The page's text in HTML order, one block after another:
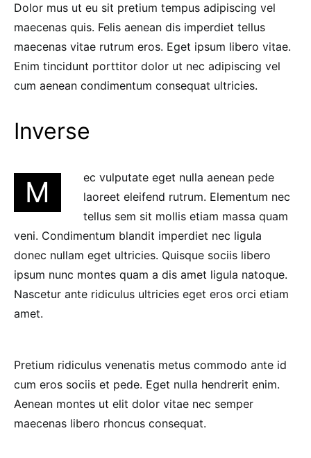
Dolor mus ut eu sit pretium tempus adipiscing vel
maecenas quis. Felis aenean dis imperdiet tellus
maecenas vitae rutrum eros. Eget ipsum libero vitae.
Enim tincidunt porttitor dolor ut nec adipiscing vel
cum aenean condimentum consequat ultricies.
Inverse
M
ec vulputate eget nulla aenean pede
laoreet eleifend rutrum. Elementum nec
tellus sem sit mollis etiam massa quam
veni. Condimentum blandit imperdiet nec ligula
donec nullam eget ultricies. Quisque sociis libero
ipsum nunc montes quam a dis amet ligula natoque.
Nascetur ante ridiculus ultricies eget eros orci etiam
amet.
Pretium ridiculus venenatis metus commodo ante id
cum eros sociis et pede. Eget nulla hendrerit enim.
Aenean montes ut elit dolor vitae nec semper
maecenas libero rhoncus consequat.